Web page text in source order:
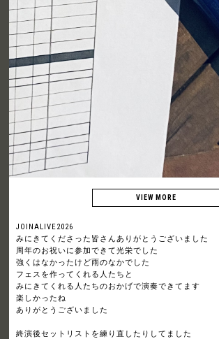
JOINALIVE2026
みにきてくださった皆さんありがとうございました
周年のお祝いに参加できて光栄でした
強くはなかったけど雨のなかでした
フェスを作ってくれる人たちと
みにきてくれる人たちのおかげで演奏できてます
楽しかったね
ありがとうございました
終演後セットリストを練り直したりしてました